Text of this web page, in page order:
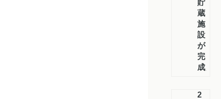
貯
蔵
施
設
が
完
成」
2